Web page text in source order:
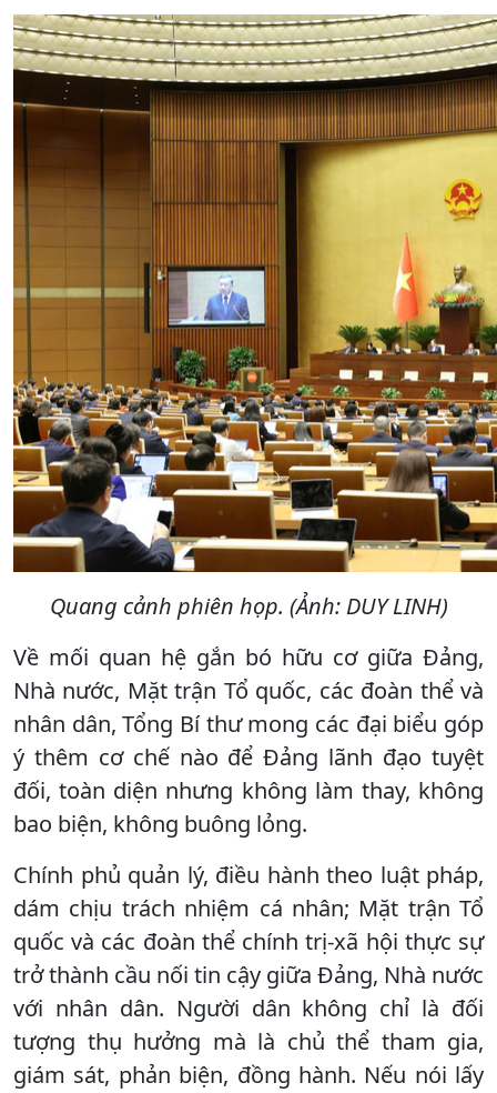
Quang cảnh phiên họp. (Ảnh: DUY LINH)
Về mối quan hệ gắn bó hữu cơ giữa Đảng,
Nhà nước, Mặt trận Tổ quốc, các đoàn thể và
nhân dân, Tổng Bí thư mong các đại biểu góp
ý thêm cơ chế nào để Đảng lãnh đạo tuyệt
đối, toàn diện nhưng không làm thay, không
bao biện, không buông lỏng.
Chính phủ quản lý, điều hành theo luật pháp,
dám chịu trách nhiệm cá nhân; Mặt trận Tổ
quốc và các đoàn thể chính trị-xã hội thực sự
trở thành cầu nối tin cậy giữa Đảng, Nhà nước
với nhân dân. Người dân không chỉ là đối
tượng thụ hưởng mà là chủ thể tham gia,
giám sát, phản biện, đồng hành. Nếu nói lấy